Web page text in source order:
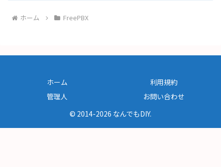
ホーム FreePBX
ホーム
利用規約
管理人
お問い合わせ
© 2014-2026 なんでもDIY.